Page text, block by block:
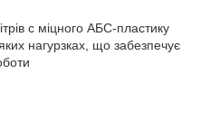
c міцного АБС-пластику
нагурзках, що забезпечує